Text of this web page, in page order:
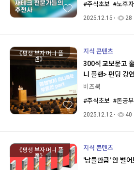
#주식초보 #노후
2025.12.15 28
《평생 부자 머니 플
랜》
지식 콘텐츠
300석 교보문고
니 플랜> 펀딩 강
비즈북
#주식초보 #돈공부
2025.12.12 40
《평생 부자 머니 플
랜》
지식 콘텐츠
'남들만큼' 안 벌